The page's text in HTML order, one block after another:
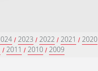
/ 2023 / 2022 / 2021 / 2020
/ 2011 / 2010 / 2009